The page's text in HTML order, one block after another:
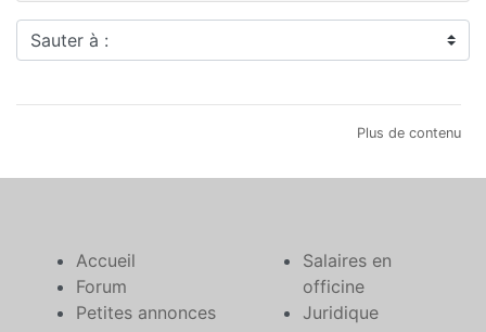
Sauter à :
Plus de contenu
Accueil
Forum
Petites annonces
Salaires en
officine
Juridique